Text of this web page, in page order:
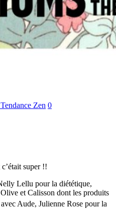
Zen 0
super !!
Lellu pour la diététique,
et Calisson dont les produits
Aude, Julienne Rose pour la